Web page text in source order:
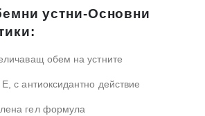
устни-Основни
обем на устните
с антиоксидантно действие
гел формула